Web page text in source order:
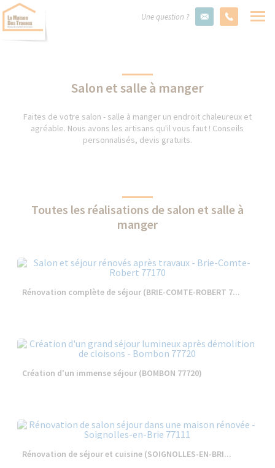
Une question ?
Salon et salle à manger
Faites de votre salon - salle à manger un endroit chaleureux et
agréable. Nous avons les artisans qu'il vous faut ! Conseils
personnalisés, devis gratuits.
Toutes les réalisations de salon et salle à
manger
Rénovation complète de séjour (BRIE-COMTE-ROBERT 7...
Création d'un immense séjour (BOMBON 77720)
Rénovation de séjour et cuisine (SOIGNOLLES-EN-BRI...